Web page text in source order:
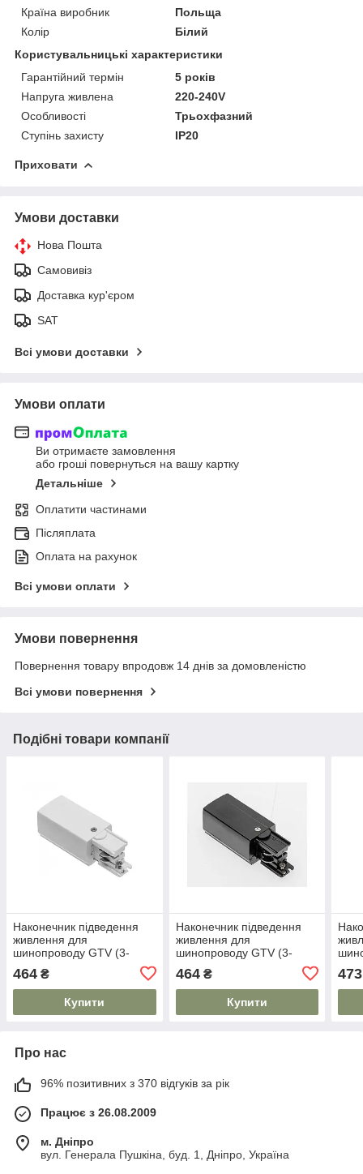
Країна виробник
Польща
Колір
Білий
Користувальницькі характеристики
Гарантійний термін
5 років
Напруга живлена
220-240V
Особливості
Трьохфазний
Ступінь захисту
IP20
Приховати
Умови доставки
Нова Пошта
Самовивіз
Доставка кур'єром
SAT
Всі умови доставки
Умови оплати
Ви отримаєте замовлення
або гроші повернуться на вашу картку
Детальніше
Оплатити частинами
Післяплата
Оплата на рахунок
Всі умови оплати
Умови повернення
Повернення товару впродовж 14 днів за домовленістю
Всі умови повернення
Подібні товари компанії
Наконечник підведення
живлення для
шинопроводу GTV (3-
правий, білий
464 ₴
Купити
Наконечник підведення
живлення для
шинопроводу GTV (3-
правий, чорний
464₴
Купити
473
Про нас
96% позитивних з 370 відгуків за рік
Працює з 26.08.2009
м. Дніпро
вул. Генерала Пушкіна, буд. 1, Дніпро, Україна